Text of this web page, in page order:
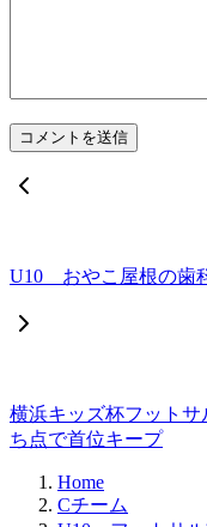
U10 おやこ屋根の歯
横浜キッズ杯フット
ち点で首位キープ
Home
Cチーム